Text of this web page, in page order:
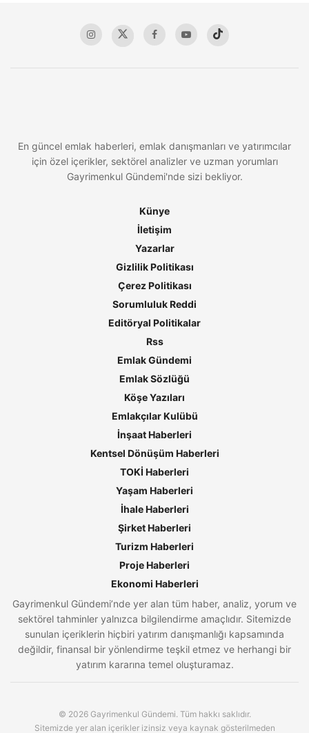
En güncel emlak haberleri, emlak danışmanları ve yatırımcılar
için özel içerikler, sektörel analizler ve uzman yorumları
Gayrimenkul Gündemi'nde sizi bekliyor.
Künye
İletişim
Yazarlar
Gizlilik Politikası
Çerez Politikası
Sorumluluk Reddi
Editöryal Politikalar
Rss
Emlak Gündemi
Emlak Sözlüğü
Köşe Yazıları
Emlakçılar Kulübü
İnşaat Haberleri
Kentsel Dönüşüm Haberleri
TOKİ Haberleri
Yaşam Haberleri
İhale Haberleri
Şirket Haberleri
Turizm Haberleri
Proje Haberleri
Ekonomi Haberleri
Gayrimenkul Gündemi’nde yer alan tüm haber, analiz, yorum ve
sektörel tahminler yalnızca bilgilendirme amaçlıdır. Sitemizde
sunulan içeriklerin hiçbiri yatırım danışmanlığı kapsamında
değildir, finansal bir yönlendirme teşkil etmez ve herhangi bir
yatırım kararına temel oluşturamaz.
© 2026 Gayrimenkul Gündemi. Tüm hakkı saklıdır.
Sitemizde yer alan içerikler izinsiz veya kaynak gösterilmeden